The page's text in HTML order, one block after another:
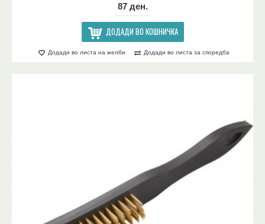
87 ден.
ДОДАДИ ВО КОШНИЧКА
Додади во листа на желби Додади во листа за споредба